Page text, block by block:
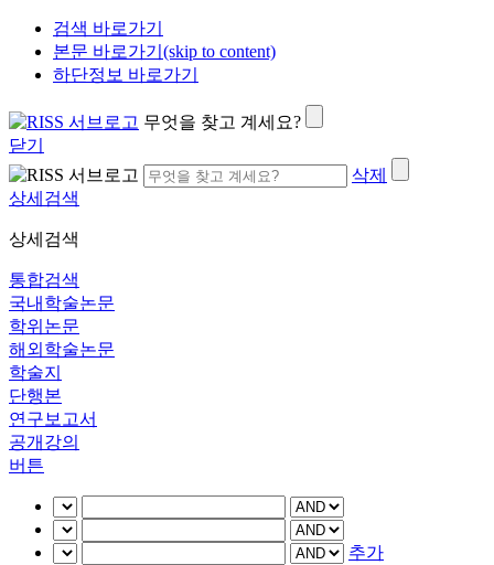
검색 바로가기
본문 바로가기(skip to content)
하단정보 바로가기
무엇을 찾고 계세요?
닫기
삭제
상세검색
상세검색
통합검색
국내학술논문
학위논문
해외학술논문
학술지
단행본
연구보고서
공개강의
버튼
추가